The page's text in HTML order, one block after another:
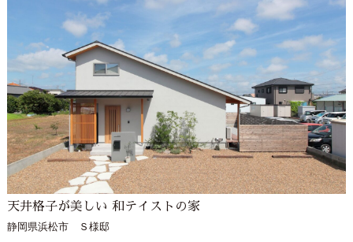
天井格子が美しい 和テイストの家
静岡県浜松市 Ｓ様邸